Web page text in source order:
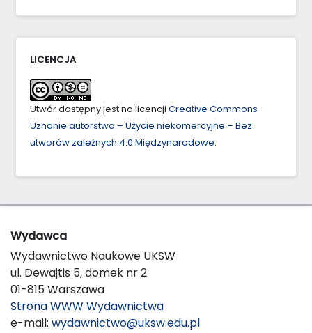
LICENCJA
Utwór dostępny jest na licencji Creative Commons
Uznanie autorstwa – Użycie niekomercyjne – Bez
utworów zależnych 4.0 Międzynarodowe.
Wydawca
Wydawnictwo Naukowe UKSW
ul. Dewajtis 5, domek nr 2
01-815 Warszawa
Strona WWW Wydawnictwa
e-mail: wydawnictwo@uksw.edu.pl